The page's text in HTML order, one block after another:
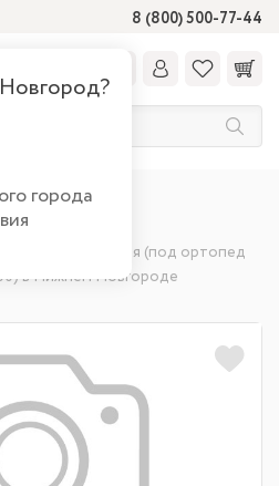
8 (800) 500-77-44
города
Спальня
универсальная (под ортопед
в Нижнем Новгороде